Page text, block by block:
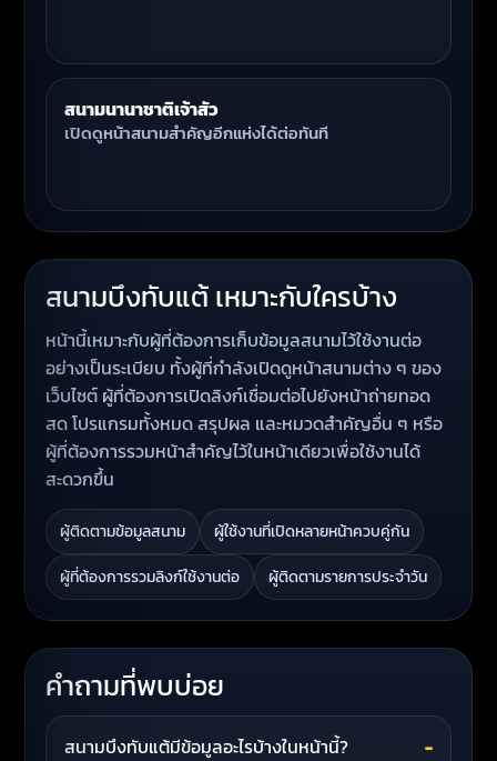
สนามนานาชาติเจ้าสัว
เปิดดูหน้าสนามสำคัญอีกแห่งได้ต่อทันที
สนามบึงทับแต้ เหมาะกับใครบ้าง
หน้านี้เหมาะกับผู้ที่ต้องการเก็บข้อมูลสนามไว้ใช้งานต่อ
อย่างเป็นระเบียบ ทั้งผู้ที่กำลังเปิดดูหน้าสนามต่าง ๆ ของ
เว็บไซต์ ผู้ที่ต้องการเปิดลิงก์เชื่อมต่อไปยังหน้าถ่ายทอด
สด โปรแกรมทั้งหมด สรุปผล และหมวดสำคัญอื่น ๆ หรือ
ผู้ที่ต้องการรวมหน้าสำคัญไว้ในหน้าเดียวเพื่อใช้งานได้
สะดวกขึ้น
ผู้ติดตามข้อมูลสนาม
ผู้ใช้งานที่เปิดหลายหน้าควบคู่กัน
ผู้ที่ต้องการรวมลิงก์ใช้งานต่อ
ผู้ติดตามรายการประจำวัน
คำถามที่พบบ่อย
สนามบึงทับแต้มีข้อมูลอะไรบ้างในหน้านี้? −